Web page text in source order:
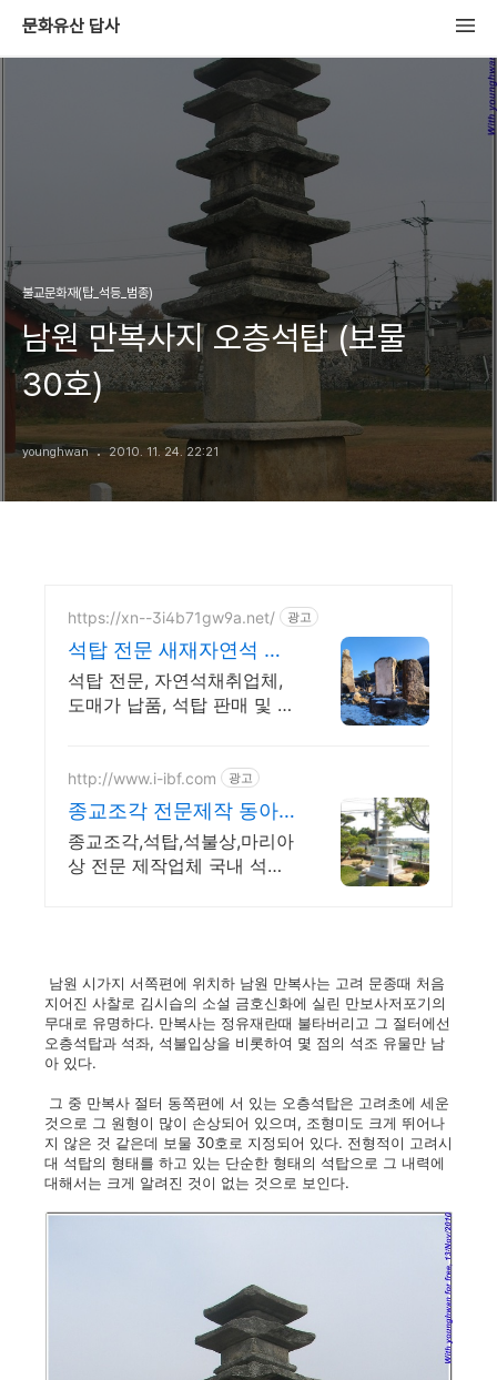
문화유산 답사
불교문화재(탑_석등_범종)
남원 만복사지 오층석탑 (보물
30호)
younghwan 2010. 11. 24. 22:21
https://xn--3i4b71gw9a.net/ 광고
석탑 전문 새재자연석 합
리적인 가격으로 전국 납
품
석탑 전문, 자연석채취업체,
도매가 납품, 석탑 판매 및 시
http://www.i-ibf.com 광고
종교조각 전문제작 동아
석공
종교조각,석탑,석불상,마리아
상 전문 제작업체 국내 석조
남원 시가지 서쪽편에 위치하 남원 만복사는 고려 문종때 처음
지어진 사찰로 김시습의 소설 금호신화에 실린 만보사저포기의
무대로 유명하다. 만복사는 정유재란때 불타버리고 그 절터에선
오층석탑과 석좌, 석불입상을 비롯하여 몇 점의 석조 유물만 남
아 있다.
그 중 만복사 절터 동쪽편에 서 있는 오층석탑은 고려초에 세운
것으로 그 원형이 많이 손상되어 있으며, 조형미도 크게 뛰어나
지 않은 것 같은데 보물 30호로 지정되어 있다. 전형적이 고려시
대 석탑의 형태를 하고 있는 단순한 형태의 석탑으로 그 내력에
대해서는 크게 알려진 것이 없는 것으로 보인다.